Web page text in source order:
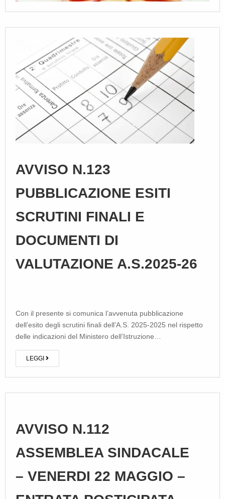
AVVISO N.123
PUBBLICAZIONE ESITI
SCRUTINI FINALI E
DOCUMENTI DI
VALUTAZIONE A.S.2025-26
Con il presente si comunica l’avvenuta pubblicazione
dell’esito degli scrutini finali dell’A.S. 2025-2025 nel rispetto
delle indicazioni del Ministero dell’Istruzione…
LEGGI
AVVISO N.112
ASSEMBLEA SINDACALE
– VENERDI 22 MAGGIO –